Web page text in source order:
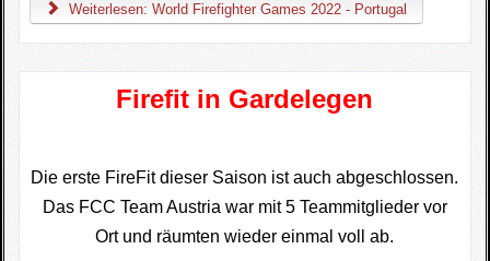
Weiterlesen: World Firefighter Games 2022 - Portugal
Firefit in Gardelegen
Die erste FireFit dieser Saison ist auch abgeschlossen.
Das FCC Team Austria war mit 5 Teammitglieder vor
Ort und räumten wieder einmal voll ab.